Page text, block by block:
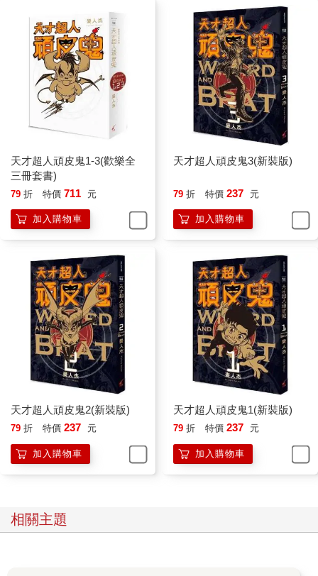
天才超人頑皮鬼1-3(歡樂全
三冊套書)
79 折 特價 711 元
加入購物車
天才超人頑皮鬼3(新裝版)
79 折 特價 237 元
加入購物車
天才超人頑皮鬼2(新裝版)
79 折 特價 237 元
加入購物車
天才超人頑皮鬼1(新裝版)
79 折 特價 237 元
加入購物車
相關主題